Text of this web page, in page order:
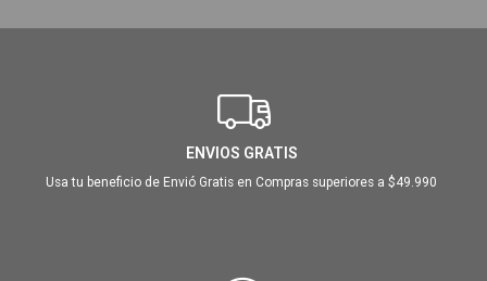
ENVIOS GRATIS
Usa tu beneficio de Envió Gratis en Compras superiores a $49.990